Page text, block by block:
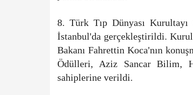
8. Türk Tıp Dünyası Kurultayı
İstanbul'da gerçekleştirildi.
Bakanı Fahrettin Koca'nın
Ödülleri, Aziz Sancar Bilim,
sahiplerine verildi.